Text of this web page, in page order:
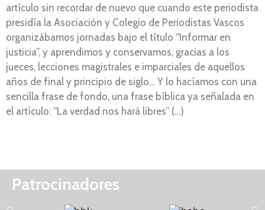
artículo sin recordar de nuevo que cuando este periodista
presidía la Asociación y Colegio de Periodistas Vascos
organizábamos jornadas bajo el título “Informar en
justicia”, y aprendimos y conservamos, gracias a los
jueces, lecciones magistrales e imparciales de aquellos
años de final y principio de siglo… Y lo hacíamos con una
sencilla frase de fondo, una frase bíblica ya señalada en
el artículo: “La verdad nos hará libres” (…)
Patrocinadores